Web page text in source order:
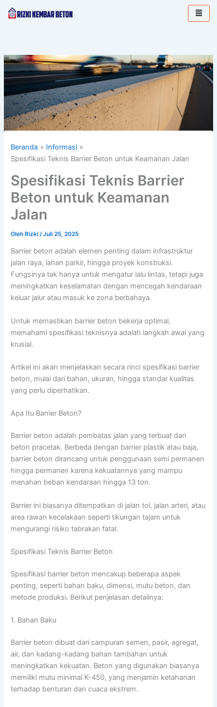
Lewati
Beranda
Informasi
Spesifikasi Teknis Barrier Beton untuk Keamanan Jalan
Spesifikasi Teknis Barrier
Beton untuk Keamanan
Jalan
OlehRizki /Juli 25, 2025
Barrier beton adalah elemen penting dalam infrastruktur
jalan raya, lahan parkir, hingga proyek konstruksi.
Fungsinya tak hanya untuk mengatur lalu lintas, tetapi juga
meningkatkan keselamatan dengan mencegah kendaraan
keluar jalur atau masuk ke zona berbahaya.
Untuk memastikan barrier beton bekerja optimal,
memahami spesifikasi teknisnya adalah langkah awal yang
krusial.
Artikel ini akan menjelaskan secara rinci spesifikasi barrier
beton, mulai dari bahan, ukuran, hingga standar kualitas
yang perlu diperhatikan.
Apa Itu Barrier Beton?
Barrier beton adalah pembatas jalan yang terbuat dari
beton pracetak. Berbeda dengan barrier plastik atau baja,
barrier beton dirancang untuk penggunaan semi permanen
hingga permanen karena kekuatannya yang mampu
menahan beban kendaraan hingga 13 ton.
Barrier ini biasanya ditempatkan di jalan tol, jalan arteri, atau
area rawan kecelakaan seperti tikungan tajam untuk
mengurangi risiko tabrakan fatal.
Spesifikasi Teknis Barrier Beton
Spesifikasi barrier beton mencakup beberapa aspek
penting, seperti bahan baku, dimensi, mutu beton, dan
metode produksi. Berikut penjelasan detailnya:
1. Bahan Baku
Barrier beton dibuat dari campuran semen, pasir, agregat,
air, dan kadang-kadang bahan tambahan untuk
meningkatkan kekuatan. Beton yang digunakan biasanya
memiliki mutu minimal K-450, yang menjamin ketahanan
terhadap benturan dan cuaca ekstrem.